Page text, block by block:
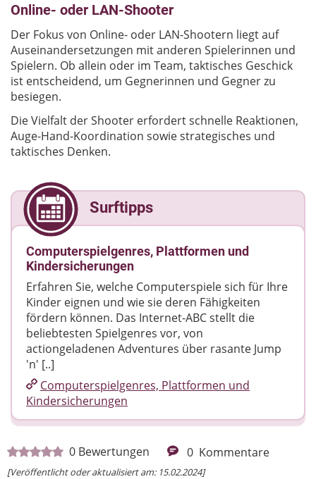
Online- oder LAN-Shooter
Der Fokus von Online- oder LAN-Shootern liegt auf
Auseinandersetzungen mit anderen Spielerinnen und
Spielern. Ob allein oder im Team, taktisches Geschick
ist entscheidend, um Gegnerinnen und Gegner zu
besiegen.
Die Vielfalt der Shooter erfordert schnelle Reaktionen,
Auge-Hand-Koordination sowie strategisches und
taktisches Denken.
0 Bewertungen 0 Kommentare
[Veröffentlicht oder aktualisiert am: 15.02.2024]
Surftipps
Computerspielgenres, Plattformen und
Kindersicherungen
Erfahren Sie, welche Computerspiele sich für Ihre
Kinder eignen und wie sie deren Fähigkeiten
fördern können. Das Internet-ABC stellt die
beliebtesten Spielgenres vor, von
actiongeladenen Adventures über rasante Jump
'n' [..]
Computerspielgenres, Plattformen und
Kindersicherungen